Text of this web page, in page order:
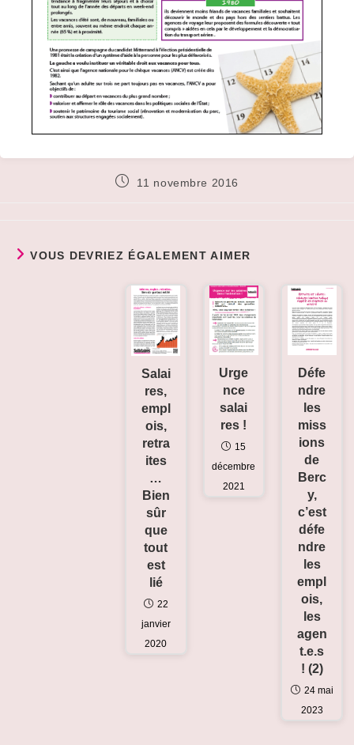
Publication
11 novembre 2016
VOUS DEVRIEZ ÉGALEMENT AIMER
Défe
ndre
les
miss
ions
de
Berc
y,
c’est
défe
ndre
les
empl
ois,
les
agen
t.e.s
! (2)
24 mai
2023
Urge
nce
salai
res !
15
décembre
2021
Salai
res,
empl
ois,
retra
ites
…
Bien
sûr
que
tout
est
lié
22
janvier
2020